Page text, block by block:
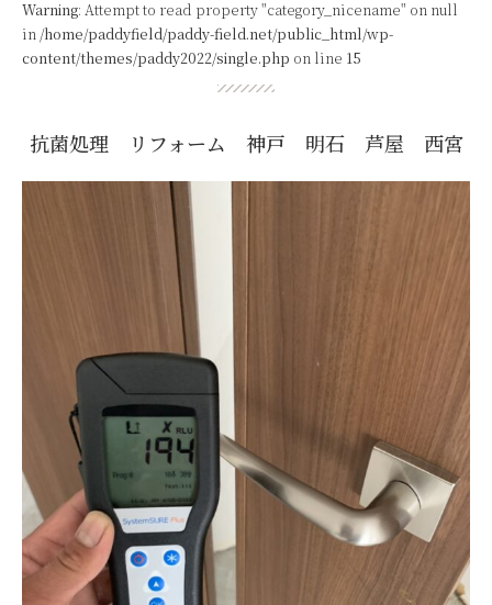
Warning: Attempt to read property "category_nicename" on null
in /home/paddyfield/paddy-field.net/public_html/wp-
content/themes/paddy2022/single.php on line 15
抗菌処理 リフォーム 神戸 明石 芦屋 西宮